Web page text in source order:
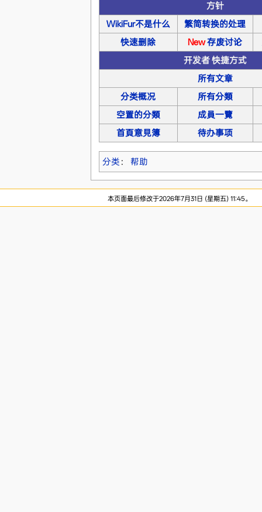
方针
WikiFur不是什么
繁简转换的处理
快速删除
New存废讨论
开发者 快捷方式
所有文章
分类概况
所有分類
空置的分類
成員一覽
首頁意見簿
待办事项
分类 ： 帮助
本页面最后修改于2026年7月31日 (星期五) 11:45。